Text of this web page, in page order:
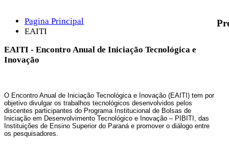
Pagina Principal
EAITI
EAITI - Encontro Anual de Iniciação Tecnológica e
Inovação
O Encontro Anual de Iniciação Tecnológica e Inovação (EAITI) tem por
objetivo divulgar os trabalhos tecnológicos desenvolvidos pelos
discentes participantes do Programa Institucional de Bolsas de
Iniciação em Desenvolvimento Tecnológico e Inovação – PIBITI, das
Instituições de Ensino Superior do Paraná e promover o diálogo entre
os pesquisadores.